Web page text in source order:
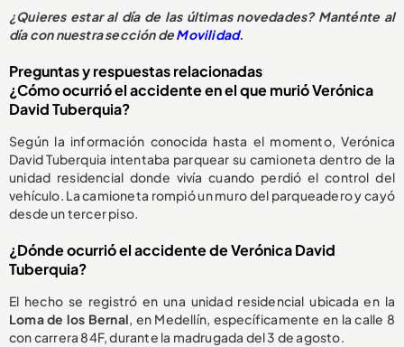
¿Quieres estar al día de las últimas novedades? Manténte al
día con nuestra sección deMovilidad.
Preguntas y respuestas relacionadas
¿Cómo ocurrió el accidente en el que murió Verónica
David Tuberquia?
Según la información conocida hasta el momento, Verónica
David Tuberquia intentaba parquear su camioneta dentro de la
unidad residencial donde vivía cuando perdió el control del
vehículo. La camioneta rompió un muro del parqueadero y cayó
desde un tercer piso.
¿Dónde ocurrió el accidente de Verónica David
Tuberquia?
El hecho se registró en una unidad residencial ubicada en la
Loma de los Bernal, en Medellín, específicamente en la calle 8
con carrera 84F, durante la madrugada del 3 de agosto.